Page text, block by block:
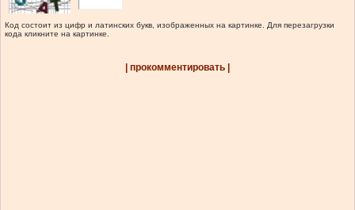
Код состоит из цифр и латинских букв, изображенных на картинке. Для перезагрузки
кода кликните на картинке.
| прокомментировать |